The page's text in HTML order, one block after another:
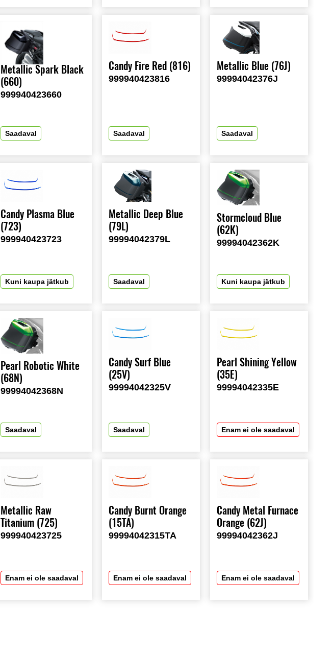
Metallic Spark Black
(660)
999940423660
Saadaval
Candy Fire Red (816)
999940423816
Saadaval
Metallic Blue (76J)
99994042376J
Saadaval
Candy Plasma Blue
(723)
999940423723
Kuni kaupa jätkub
Metallic Deep Blue
(79L)
99994042379L
Saadaval
Stormcloud Blue
(62K)
99994042362K
Kuni kaupa jätkub
Pearl Robotic White
(68N)
99994042368N
Saadaval
Candy Surf Blue
(25V)
99994042325V
Saadaval
Pearl Shining Yellow
(35E)
99994042335E
Enam ei ole saadaval
Metallic Raw
Titanium (725)
999940423725
Enam ei ole saadaval
Candy Burnt Orange
(15TA)
99994042315TA
Enam ei ole saadaval
Candy Metal Furnace
Orange (62J)
99994042362J
Enam ei ole saadaval